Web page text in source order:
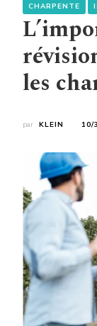
CHARPENTE
les
par KLEIN 10/